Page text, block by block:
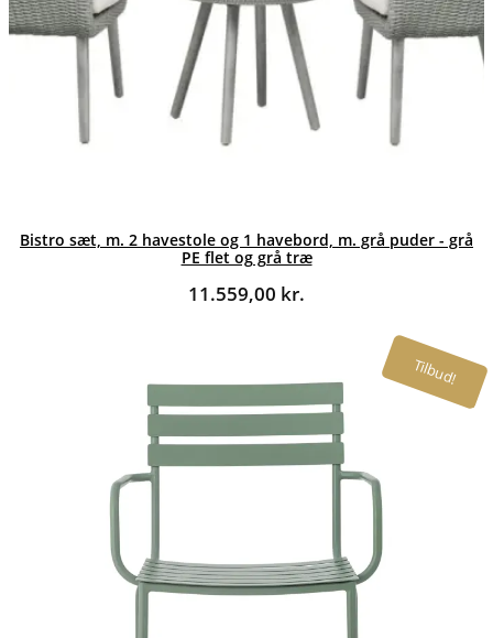
Bistro sæt, m. 2 havestole og 1 havebord, m. grå puder - grå
PE flet og grå træ
11.559,00 kr.
Tilbud!